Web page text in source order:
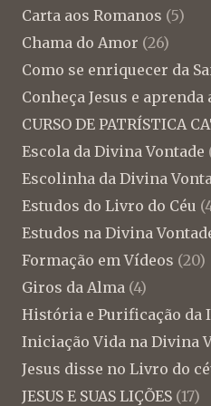
Carta aos Romanos (5)
Chama do Amor (26)
Como se enriquecer da
Conheça Jesus e
CURSO DE PATRÍSTICA
Escola da Divina Vontade
Escolinha da Divina
Estudos do Livro do Céu
Estudos na Divina
Formação em Vídeos (20)
Giros da Alma (4)
História e Purificação da
Iniciação Vida na Divina
Jesus disse no Livro do
JESUS E SUAS LIÇÕES (17)